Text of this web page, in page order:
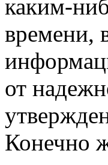
каким-
времени,
от
Конечно